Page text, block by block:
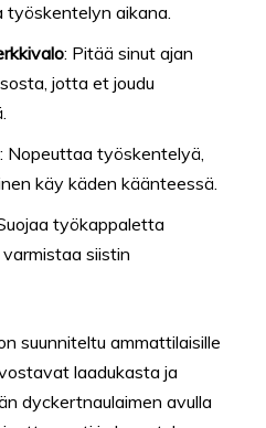
työskentelyn aikana.
: Pitää sinut ajan
jotta et joudu
: Nopeuttaa työskentelyä,
käy käden käänteessä.
työkappaletta
siistin
suunniteltu ammattilaisille
laadukasta ja
dyckertnaulaimen avulla